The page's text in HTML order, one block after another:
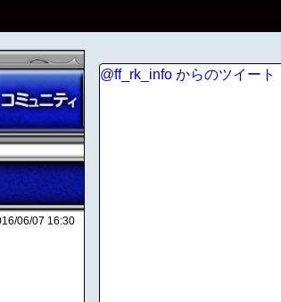
06/07 16:30
@ff_rk_info からのツイート